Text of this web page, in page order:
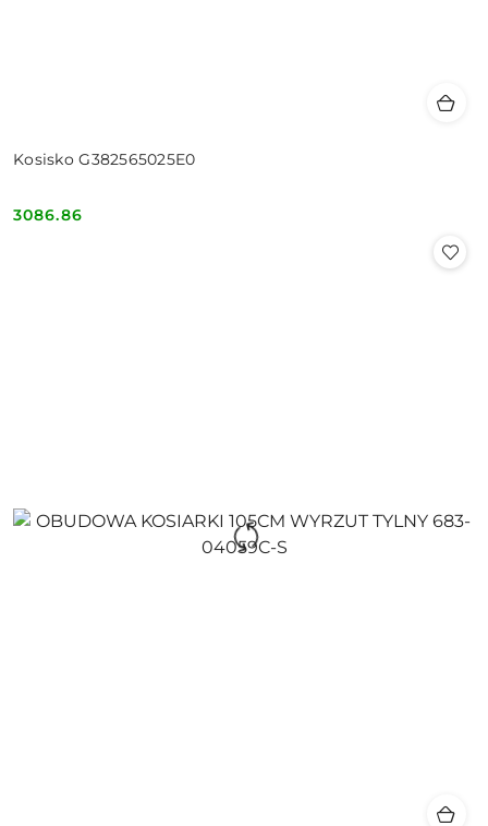
Kosisko G382565025E0
Cena:
3086.86